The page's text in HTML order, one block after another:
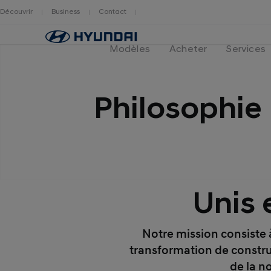
Découvrir Business Contact
Hyundai
logo
Modèles Acheter Services
Philosophie
Unis
Notre mission
transformation de
de la